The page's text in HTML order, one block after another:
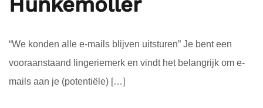
“We konden alle e-mails blijven uitsturen” Je bent een
vooraanstaand lingeriemerk en vindt het belangrijk om e-
mails aan je (potentiële) […]